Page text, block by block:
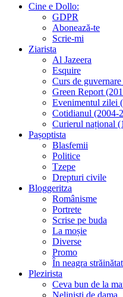
Cine e Dollo:
GDPR
Abonează-te
Scrie-mi
Ziarista
Al Jazeera
Esquire
Curs de
Green Report
Evenimentul zilei
Cotidianul (2004-
Curierul național
Pașoptista
Blasfemii
Politice
Tzepe
Drepturi civile
Bloggeritza
Românisme
Portrete
Scrise pe buda
La moșie
Diverse
Promo
În neagra
Plezirista
Ceva bun de la
Nelinisti de dama